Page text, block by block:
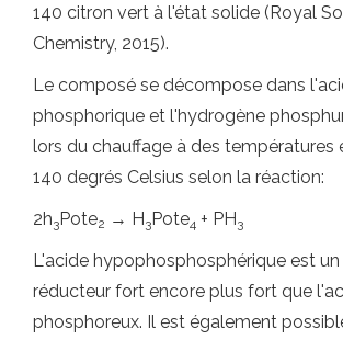
140 citron vert à l'état solide (Royal
Chemistry, 2015).
Le composé se décompose dans
phosphorique et l'hydrogène
lors du chauffage à des températures
140 degrés Celsius selon la réaction:
2h3Pote2 → H3Pote4 + PH3
L'acide hypophosphosphérique est
réducteur fort encore plus fort que
phosphoreux. Il est également